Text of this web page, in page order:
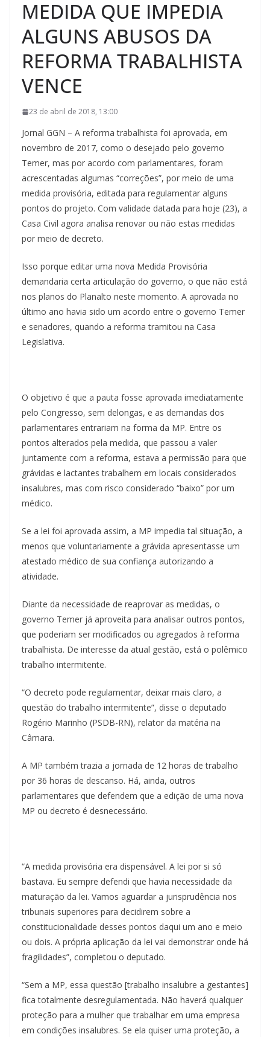
MEDIDA QUE IMPEDIA
ALGUNS ABUSOS DA
REFORMA TRABALHISTA
VENCE
23 de abril de 2018, 13:00
Jornal GGN – A reforma trabalhista foi aprovada, em
novembro de 2017, como o desejado pelo governo
Temer, mas por acordo com parlamentares, foram
acrescentadas algumas “correções”, por meio de uma
medida provisória, editada para regulamentar alguns
pontos do projeto. Com validade datada para hoje (23), a
Casa Civil agora analisa renovar ou não estas medidas
por meio de decreto.
Isso porque editar uma nova Medida Provisória
demandaria certa articulação do governo, o que não está
nos planos do Planalto neste momento. A aprovada no
último ano havia sido um acordo entre o governo Temer
e senadores, quando a reforma tramitou na Casa
Legislativa.
O objetivo é que a pauta fosse aprovada imediatamente
pelo Congresso, sem delongas, e as demandas dos
parlamentares entrariam na forma da MP. Entre os
pontos alterados pela medida, que passou a valer
juntamente com a reforma, estava a permissão para que
grávidas e lactantes trabalhem em locais considerados
insalubres, mas com risco considerado “baixo” por um
médico.
Se a lei foi aprovada assim, a MP impedia tal situação, a
menos que voluntariamente a grávida apresentasse um
atestado médico de sua confiança autorizando a
atividade.
Diante da necessidade de reaprovar as medidas, o
governo Temer já aproveita para analisar outros pontos,
que poderiam ser modificados ou agregados à reforma
trabalhista. De interesse da atual gestão, está o polêmico
trabalho intermitente.
“O decreto pode regulamentar, deixar mais claro, a
questão do trabalho intermitente”, disse o deputado
Rogério Marinho (PSDB-RN), relator da matéria na
Câmara.
A MP também trazia a jornada de 12 horas de trabalho
por 36 horas de descanso. Há, ainda, outros
parlamentares que defendem que a edição de uma nova
MP ou decreto é desnecessário.
“A medida provisória era dispensável. A lei por si só
bastava. Eu sempre defendi que havia necessidade da
maturação da lei. Vamos aguardar a jurisprudência nos
tribunais superiores para decidirem sobre a
constitucionalidade desses pontos daqui um ano e meio
ou dois. A própria aplicação da lei vai demonstrar onde há
fragilidades”, completou o deputado.
“Sem a MP, essa questão [trabalho insalubre a gestantes]
fica totalmente desregulamentada. Não haverá qualquer
proteção para a mulher que trabalhar em uma empresa
em condições insalubres. Se ela quiser uma proteção, a